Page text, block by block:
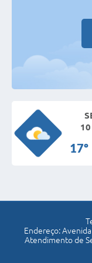
17º
Endereço:
Atendimento de